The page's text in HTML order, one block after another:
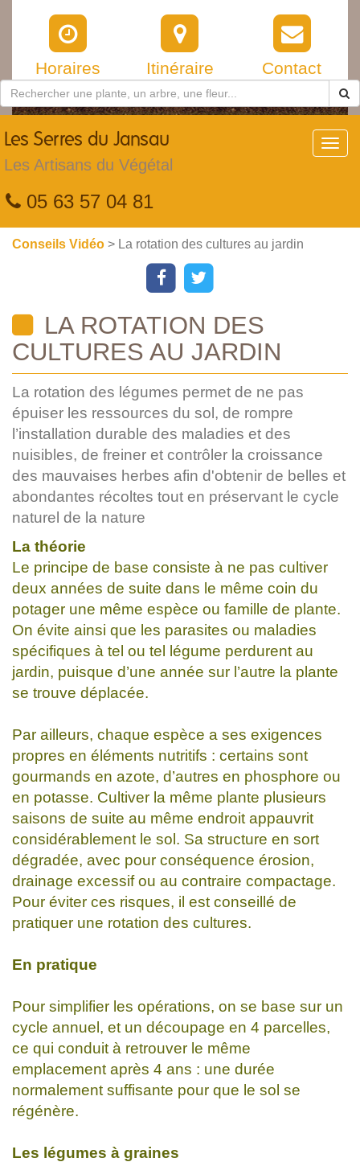
Horaires Itinéraire Contact
Les Serres du Jansau
Les Artisans du Végétal
05 63 57 04 81
Conseils Vidéo > La rotation des cultures au jardin
LA ROTATION DES
CULTURES AU JARDIN
La rotation des légumes permet de ne pas
épuiser les ressources du sol, de rompre
l’installation durable des maladies et des
nuisibles, de freiner et contrôler la croissance
des mauvaises herbes afin d'obtenir de belles et
abondantes récoltes tout en préservant le cycle
naturel de la nature
La théorie
Le principe de base consiste à ne pas cultiver
deux années de suite dans le même coin du
potager une même espèce ou famille de plante.
On évite ainsi que les parasites ou maladies
spécifiques à tel ou tel légume perdurent au
jardin, puisque d’une année sur l’autre la plante
se trouve déplacée.
Par ailleurs, chaque espèce a ses exigences
propres en éléments nutritifs : certains sont
gourmands en azote, d’autres en phosphore ou
en potasse. Cultiver la même plante plusieurs
saisons de suite au même endroit appauvrit
considérablement le sol. Sa structure en sort
dégradée, avec pour conséquence érosion,
drainage excessif ou au contraire compactage.
Pour éviter ces risques, il est conseillé de
pratiquer une rotation des cultures.
En pratique
Pour simplifier les opérations, on se base sur un
cycle annuel, et un découpage en 4 parcelles,
ce qui conduit à retrouver le même
emplacement après 4 ans : une durée
normalement suffisante pour que le sol se
régénère.
Les légumes à graines